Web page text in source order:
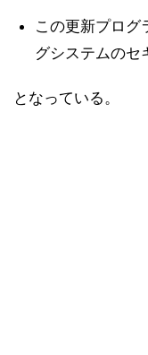
この更新プロ
グシステムのセ
となっている。